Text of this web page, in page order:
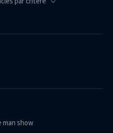
man show